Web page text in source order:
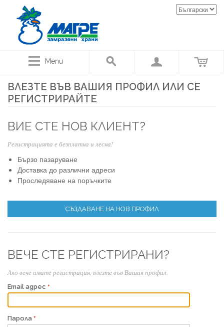
Menu
ВЛЕЗТЕ ВЪВ ВАШИЯ ПРОФИЛ ИЛИ СЕ
РЕГИСТРИРАЙТЕ
ВИЕ СТЕ НОВ КЛИЕНТ?
Регистрацията е безплатна и лесна!
Бързо пазаруване
Доставка до различни адреси
Проследяване на поръчките
СЪЗДАВАНЕ НА НОВ ПРОФИЛ
ВЕЧЕ СТЕ РЕГИСТРИРАНИ?
Ако вече имате регистрация, влезте във Вашия профил.
Email адрес
Парола